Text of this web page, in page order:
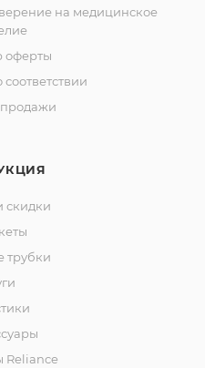
на медицинское
оферты
скидки
трубки
Reliance